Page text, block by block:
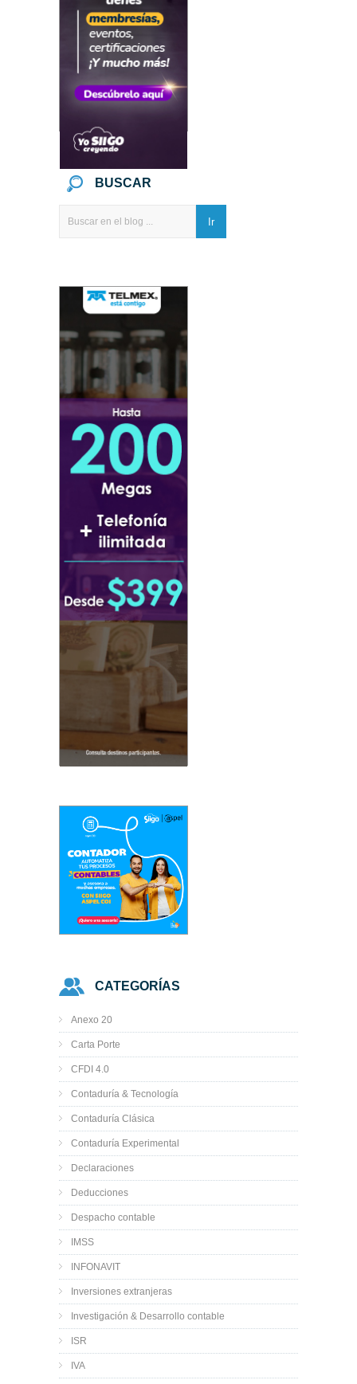
BUSCAR
CATEGORÍAS
Anexo 20
Carta Porte
CFDI 4.0
Contaduría & Tecnología
Contaduría Clásica
Contaduría Experimental
Declaraciones
Deducciones
Despacho contable
IMSS
INFONAVIT
Inversiones extranjeras
Investigación & Desarrollo contable
ISR
IVA